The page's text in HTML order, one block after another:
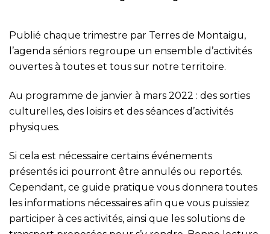
Publié chaque trimestre par Terres de Montaigu,
l’agenda séniors regroupe un ensemble d’activités
ouvertes à toutes et tous sur notre territoire.
Au programme de janvier à mars 2022 : des sorties
culturelles, des loisirs et des séances d’activités
physiques.
Si cela est nécessaire certains événements
présentés ici pourront être annulés ou reportés.
Cependant, ce guide pratique vous donnera toutes
les informations nécessaires afin que vous puissiez
participer à ces activités, ainsi que les solutions de